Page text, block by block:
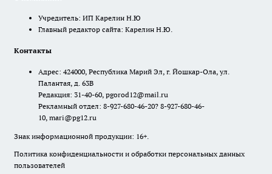
Учредитель: ИП Карелин Н.Ю
Главный редактор сайта: Карелин Н.Ю.
Контакты
Адрес: 424000, Республика Марий Эл, г. Йошкар-Ола, ул.
Палантая, д. 63В
Редакция: 31-40-60, pgorod12@mail.ru
Рекламный отдел: 8-927-680-46-20? 8-927-680-46-
10, mari@pg12.ru
Знак информационной продукции: 16+.
Политика конфиденциальности и обработки персональных данных
пользователей